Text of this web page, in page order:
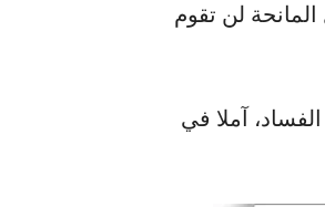
لن تقوم
آملا في